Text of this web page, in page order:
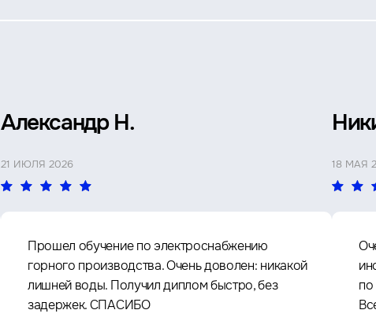
Александр Н.
21 ИЮЛЯ 2026
Прошел обучение по электроснабжению
горного производства. Очень доволен: никакой
лишней воды. Получил диплом быстро, без
задержек. СПАСИБО
18 МАЯ